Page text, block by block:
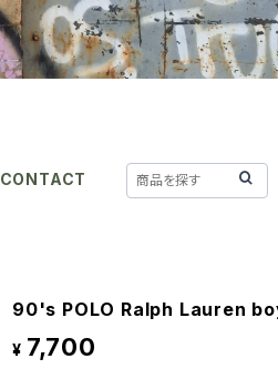
CONTACT
90's POLO Ralph Lauren
¥ 7,700